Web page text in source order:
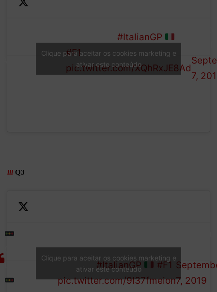
#ItalianGP
#F1
pic.twitter.com/XQhRxJE8Ad
7,
Clique para aceitar os cookies marketing e
ativar este conteúdo
lll Q3
We.
and let the Ferraris
through! #ItalianGP
#F1
pic.twitter.com/9l37fmeion
1 (@F1)
7, 2019
Clique para aceitar os cookies marketing e
ativar este conteúdo